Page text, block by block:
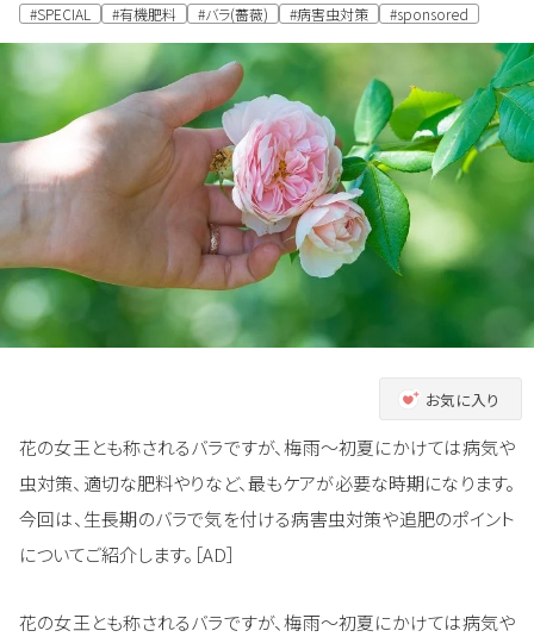
#SPECIAL
#有機肥料 #バラ(薔薇) #病害虫対策 #sponsored
お気に入り
花の女王とも称されるバラですが、梅雨～初夏にかけては病気や
虫対策、適切な肥料やりなど、最もケアが必要な時期になります。
今回は、生長期のバラで気を付ける病害虫対策や追肥のポイント
についてご紹介します。［AD］
花の女王とも称されるバラですが、梅雨～初夏にかけては病気や